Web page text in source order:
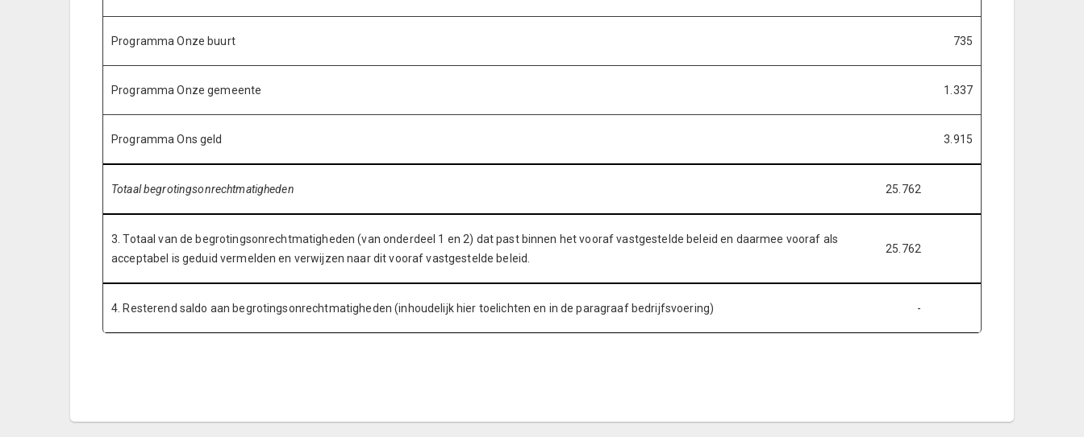
Programma Onze buurt 735
Programma Onze gemeente 1.337
Programma Ons geld 3.915
Totaal begrotingsonrechtmatigheden 25.762
3. Totaal van de begrotingsonrechtmatigheden (van onderdeel 1 en 2) dat past binnen het vooraf vastgestelde beleid en daarmee vooraf als
acceptabel is geduid vermelden en verwijzen naar dit vooraf vastgestelde beleid.
25.762
4. Resterend saldo aan begrotingsonrechtmatigheden (inhoudelijk hier toelichten en in de paragraaf bedrijfsvoering) -